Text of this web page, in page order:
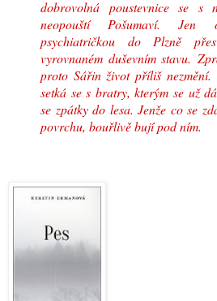
dobrovolná poustevnice se s
neopouští Pošumaví.
psychiatričkou do Plzně
vyrovnaném duševním stavu.
proto Sářin život příliš nezmění.
setká se s bratry, kterým se už
se zpátky do lesa. Jenže co se
povrchu, bouřlivě bují pod ním.